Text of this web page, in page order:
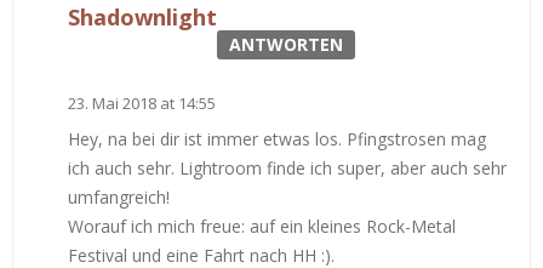
Shadownlight
ANTWORTEN
23. Mai 2018 at 14:55
Hey, na bei dir ist immer etwas los. Pfingstrosen mag
ich auch sehr. Lightroom finde ich super, aber auch sehr
umfangreich!
Worauf ich mich freue: auf ein kleines Rock-Metal
Festival und eine Fahrt nach HH :).